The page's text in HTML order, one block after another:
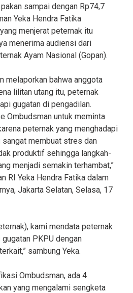
sampai dengan Rp74,7
Yeka Hendra Fatika
menjerat peternak itu
menerima audiensi dari
Ayam Nasional (Gopan).
melaporkan bahwa anggota
lilitan utang itu, peternak
gugatan di pengadilan.
Ombudsman untuk meminta
peternak yang menghadapi
membuat stres dan
produktif sehingga langkah-
menjadi semakin terhambat,”
RI Yeka Hendra Fatika dalam
Jakarta Selatan, Selasa, 17
kami mendata peternak
PKPU dengan
sambung Yeka.
Ombudsman, ada 4
yang mengalami sengketa